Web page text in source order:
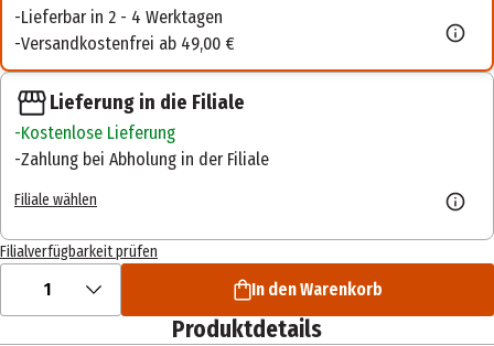
Lieferbar in 2 - 4 Werktagen
Versandkostenfrei ab 49,00 €
Lieferung in die Filiale
Kostenlose Lieferung
Zahlung bei Abholung in der Filiale
Filiale wählen
Filialverfügbarkeit prüfen
1 In den Warenkorb
Produktdetails